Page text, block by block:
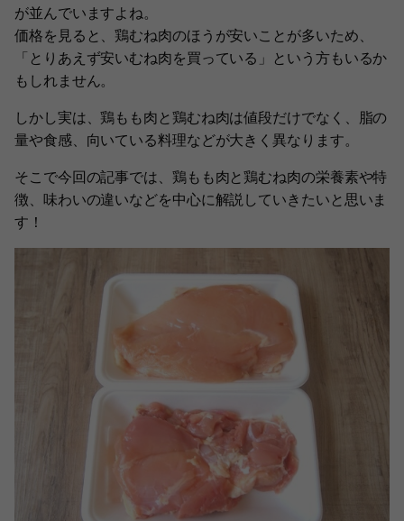
が並んでいますよね。
価格を見ると、鶏むね肉のほうが安いことが多いため、
「とりあえず安いむね肉を買っている」という方もいるか
もしれません。
しかし実は、鶏もも肉と鶏むね肉は値段だけでなく、脂の
量や食感、向いている料理などが大きく異なります。
そこで今回の記事では、鶏もも肉と鶏むね肉の栄養素や特
徴、味わいの違いなどを中心に解説していきたいと思いま
す！